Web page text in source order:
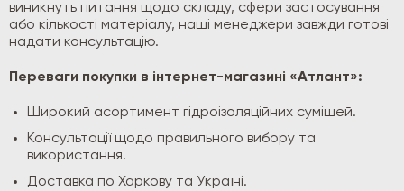
виникнуть питання щодо складу, сфери застосування
або кількості матеріалу, наші менеджери завжди готові
надати консультацію.
Переваги покупки в інтернет-магазині «Атлант»:
Широкий асортимент гідроізоляційних сумішей.
Консультації щодо правильного вибору та
використання.
Доставка по Харкову та Україні.